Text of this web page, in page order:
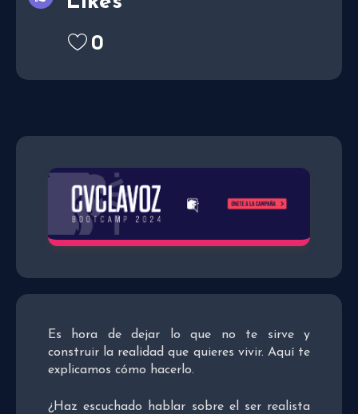
Es hora de dejar lo que no te sirve y
construir la realidad que quieres vivir. Aquí te
explicamos cómo hacerlo.
¿Haz escuchado hablar sobre el ser realista
0